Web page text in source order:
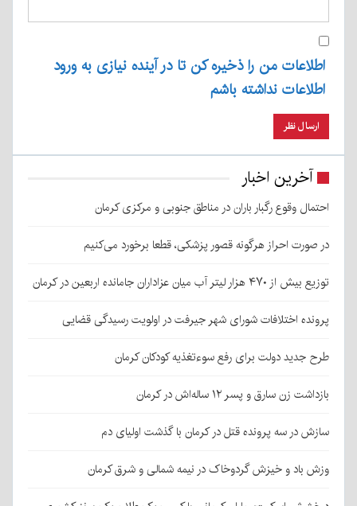
اطلاعات من را ذخیره کن تا در آینده نیازی به ورود
اطلاعات نداشته باشم
آخرین اخبار
احتمال وقوع رگبار باران در مناطق جنوبی و مرکزی کرمان
در صورت احراز هرگونه قصور پزشکی، قطعا برخورد می‌کنیم
توزیع بیش از ۴۷۰ هزار لیتر آب میان عزاداران جامانده اربعین در کرمان
پرونده اختلافات شورای شهر جیرفت در اولویت رسیدگی قضایی
طرح جدید دولت برای رفع سوءتغذیه کودکان کرمان
بازداشت زن سارق و پسر ۱۲ ساله‌اش در کرمان
سازش در سه پرونده قتل در کرمان با گذشت اولیای دم
وزش باد و خیزش گردوخاک در نیمه شمالی و شرق کرمان